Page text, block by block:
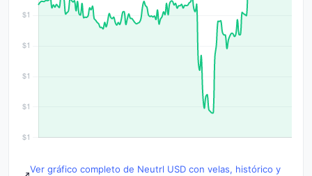
Ver gráfico completo de Neutrl USD con velas, histórico y